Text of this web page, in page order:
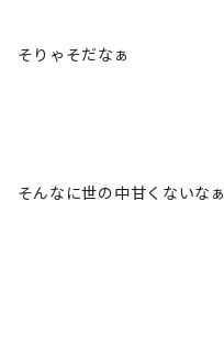
そりゃそだなぁ
そんなに世の中甘くないなぁ